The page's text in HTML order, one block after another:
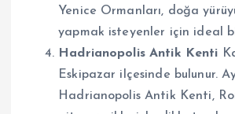
Yenice Ormanları, doğa
yapmak isteyenler için ideal
Hadrianopolis Antik Kenti
Eskipazar ilçesinde bulunur.
Hadrianopolis Antik Kenti,